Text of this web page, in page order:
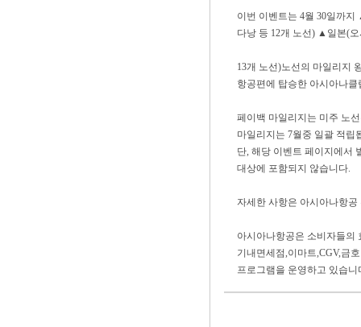
이번 이벤트는 4월 30일까
다낭 등 12개 노선) ▲일본(
13개 노선)노선의 마일리지
항공편에 탑승한 아시아나
페이백 마일리지는 미주 노
마일리지는 7월중 일괄 적립
단, 해당 이벤트 페이지에서
대상에 포함되지 않습니다.
자세한 사항은 아시아나항공
아시아나항공은 소비자들의
기내면세점,이마트,CGV,금
프로그램을 운영하고 있습